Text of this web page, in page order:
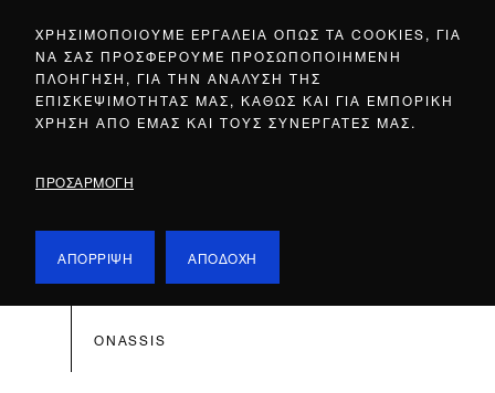
ΧΡΗΣΙΜΟΠΟΙΟΥΜΕ ΕΡΓΑΛΕΙΑ ΟΠΩΣ ΤΑ COOKIES, ΓΙΑ
ΝΑ ΣΑΣ ΠΡΟΣΦΕΡΟΥΜΕ ΠΡΟΣΩΠΟΠΟΙΗΜΕΝΗ
ΠΛΟΗΓΗΣΗ, ΓΙΑ ΤΗΝ ΑΝΑΛΥΣΗ ΤΗΣ
ΕΠΙΣΚΕΨΙΜΟΤΗΤΑΣ ΜΑΣ, ΚΑΘΩΣ ΚΑΙ ΓΙΑ ΕΜΠΟΡΙΚΗ
ΧΡΗΣΗ ΑΠΟ ΕΜΑΣ ΚΑΙ ΤΟΥΣ ΣΥΝΕΡΓΑΤΕΣ ΜΑΣ.
ΠΡΟΣΑΡΜΟΓΗ
ΑΠΟΡΡΙΨΗ ΑΠΟΔΟΧΗ
ONASSIS